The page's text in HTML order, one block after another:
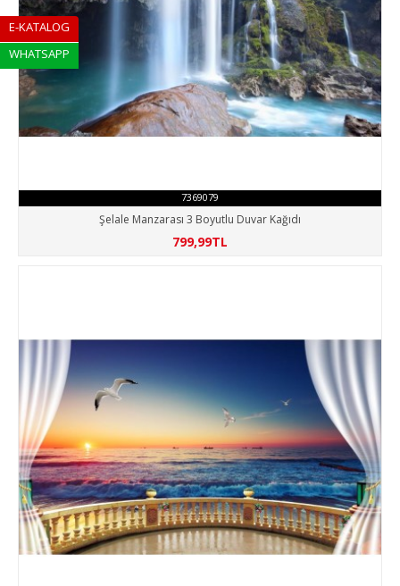
7369079
Şelale Manzarası 3 Boyutlu Duvar Kağıdı
799,99TL
E-KATALOG
WHATSAPP